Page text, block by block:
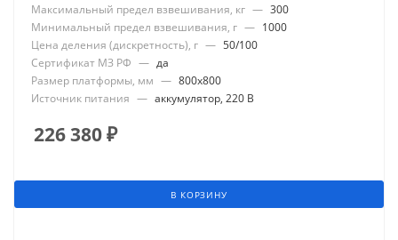
Максимальный предел взвешивания, кг — 300
Минимальный предел взвешивания, г — 1000
Цена деления (дискретность), г — 50/100
Сертификат МЗ РФ — да
Размер платформы, мм — 800x800
Источник питания — аккумулятор, 220 В
226 380₽
В КОРЗИНУ